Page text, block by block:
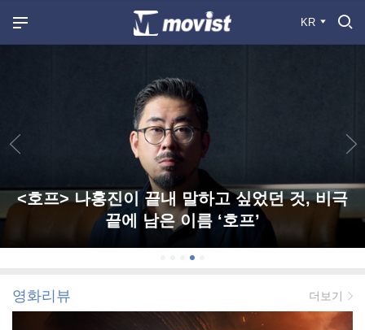
KR
<호프> 나홍진이 끝내 말하고 싶었던 것, 비극
끝에 남은 이름 ‘호프’
영화리뷰 더보기